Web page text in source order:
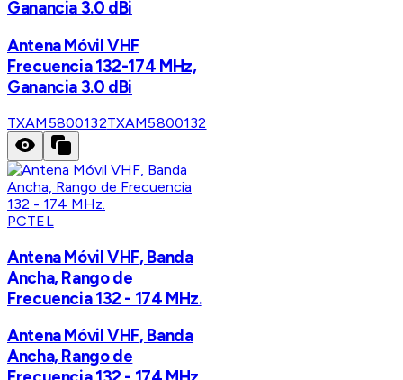
Ganancia 3.0 dBi
Antena Móvil VHF
Frecuencia 132-174 MHz,
Ganancia 3.0 dBi
TXAM5800132TXAM5800132
PCTEL
Antena Móvil VHF, Banda
Ancha, Rango de
Frecuencia 132 - 174 MHz.
Antena Móvil VHF, Banda
Ancha, Rango de